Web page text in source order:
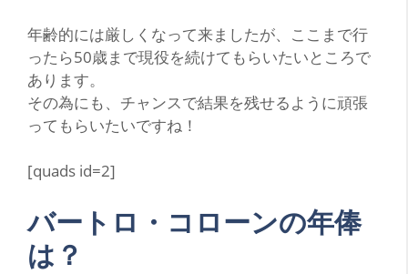
年齢的には厳しくなって来ましたが、ここまで行
ったら50歳まで現役を続けてもらいたいところで
あります。
その為にも、チャンスで結果を残せるように頑張
ってもらいたいですね！
[quads id=2]
バートロ・コローンの年俸
は？